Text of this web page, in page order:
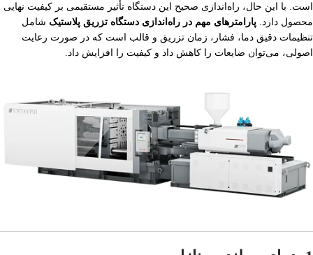
است. با این حال، راه‌اندازی صحیح این دستگاه تأثیر مستقیمی بر کیفیت نهایی
محصول دارد. پارامترهای مهم در راه‌اندازی دستگاه تزریق پلاستیک شامل
تنظیمات دقیق دما، فشار، زمان تزریق و قالب است که در صورت رعایت
اصولی، می‌توان ضایعات را کاهش داد و کیفیت را افزایش داد.